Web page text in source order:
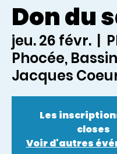
Don du
jeu. 26 févr.
  |
Phocée, Bassin
Jacques
Les
closes
Voir d'autres